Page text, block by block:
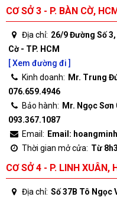
CƠ SỞ 3 - P. BÀN CỜ,
Địa chỉ: 26/9 Đường Số
Cờ - TP. HCM
[ Xem đường đi ]
Kinh doanh: Mr. Trung
076.659.4946
Bảo hành: Mr. Ngọc
093.367.1087
Email: Email:
Thời gian mở cửa: Từ
CƠ SỞ 4 - P. LINH XUÂN,
Địa chỉ: Số 37B Tô Ngọc